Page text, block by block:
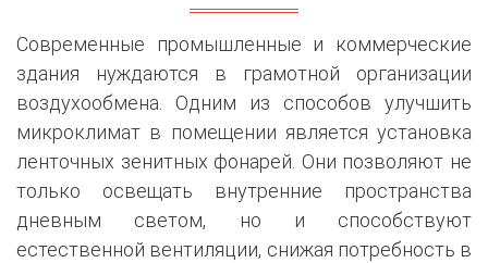
Современные промышленные и коммерческие
здания нуждаются в грамотной организации
воздухообмена. Одним из способов улучшить
микроклимат в помещении является установка
ленточных зенитных фонарей. Они позволяют не
только освещать внутренние пространства
дневным светом, но и способствуют
естественной вентиляции, снижая потребность в